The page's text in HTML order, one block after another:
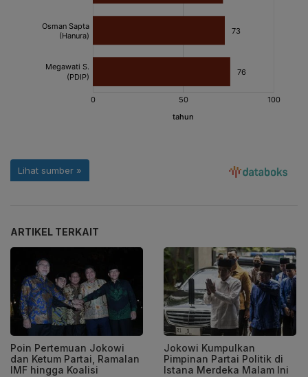
ARTIKEL TERKAIT
Poin Pertemuan Jokowi
dan Ketum Partai, Ramalan
IMF hingga Koalisi
Jokowi Kumpulkan
Pimpinan Partai Politik di
Istana Merdeka Malam Ini